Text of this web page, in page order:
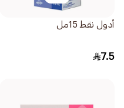
أدول نقط 15مل
7.5